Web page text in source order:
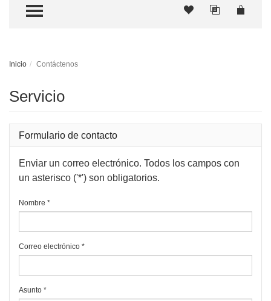
TOGGLE MENU
Inicio Contáctenos
Servicio
Formulario de contacto
Enviar un correo electrónico. Todos los campos con
un asterisco ('*') son obligatorios.
Nombre *
Correo electrónico *
Asunto *